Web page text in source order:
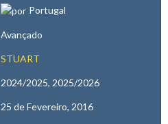
Portugal
Avançado
STUART
2024/2025, 2025/2026
25 de Fevereiro, 2016